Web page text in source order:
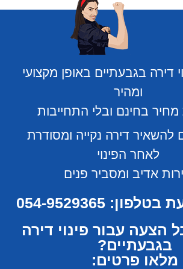
דירה בגבעתיים באופן מקצועי
ומהיר
בחינם ובלי התחייבות
להשאיר דירה נקייה ומסודרת
לאחר הפינוי
אדיב ומסביר פנים
054-9529365
הצעה עבור פינוי דירה
בגבעתיים?
מלאו פרטים: